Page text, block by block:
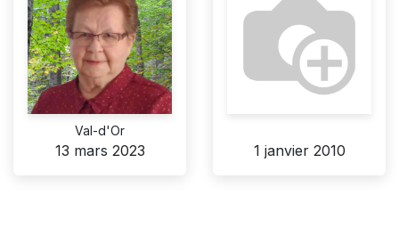
Val-d'Or
13 mars 2023 1 janvier 2010